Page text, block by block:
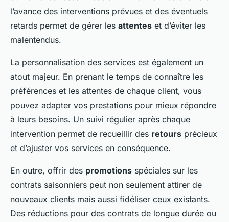
l’avance des interventions prévues et des éventuels
retards permet de gérer les attentes et d’éviter les
malentendus.
La personnalisation des services est également un
atout majeur. En prenant le temps de connaître les
préférences et les attentes de chaque client, vous
pouvez adapter vos prestations pour mieux répondre
à leurs besoins. Un suivi régulier après chaque
intervention permet de recueillir des retours précieux
et d’ajuster vos services en conséquence.
En outre, offrir des promotions spéciales sur les
contrats saisonniers peut non seulement attirer de
nouveaux clients mais aussi fidéliser ceux existants.
Des réductions pour des contrats de longue durée ou